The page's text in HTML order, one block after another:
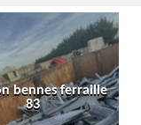
bennes ferraille
83